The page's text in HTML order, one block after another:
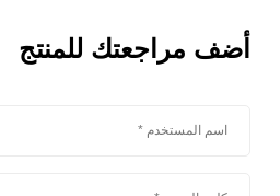
أضف مراجعتك للمنتج